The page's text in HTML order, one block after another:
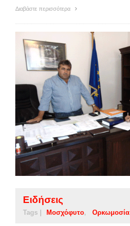
Διαβάστε περισσότερα
Ειδήσεις
Tags | Μοσχόφυτο Ορκωμοσία